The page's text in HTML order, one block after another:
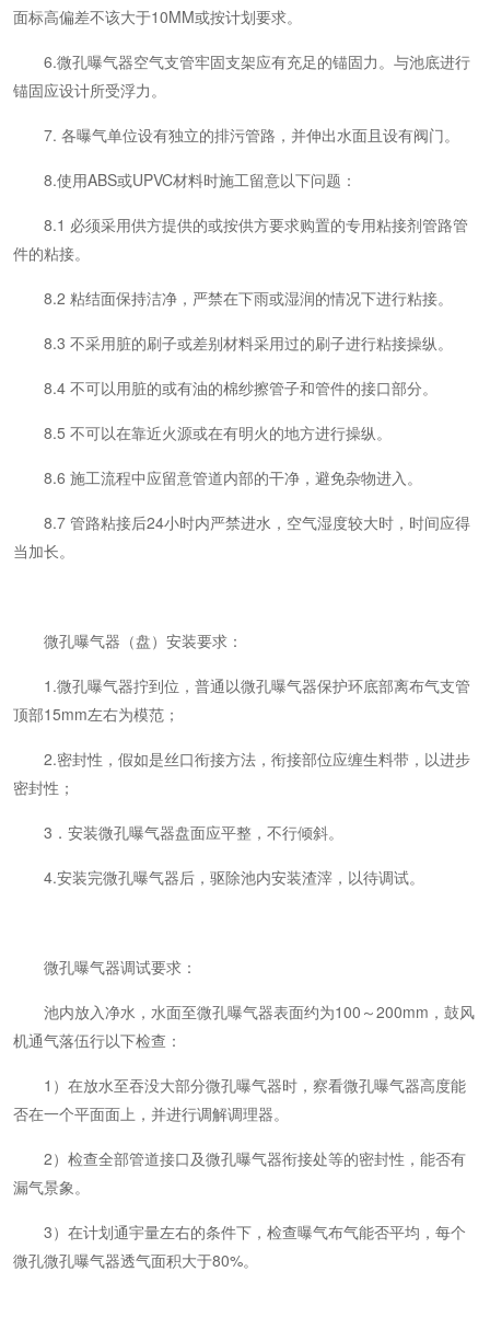
面标高偏差不该大于10MM或按计划要求。
6.微孔曝气器空气支管牢固支架应有充足的锚固力。与池底进行
锚固应设计所受浮力。
7. 各曝气单位设有独立的排污管路，并伸出水面且设有阀门。
8.使用ABS或UPVC材料时施工留意以下问题：
8.1 必须采用供方提供的或按供方要求购置的专用粘接剂管路管
件的粘接。
8.2 粘结面保持洁净，严禁在下雨或湿润的情况下进行粘接。
8.3 不采用脏的刷子或差别材料采用过的刷子进行粘接操纵。
8.4 不可以用脏的或有油的棉纱擦管子和管件的接口部分。
8.5 不可以在靠近火源或在有明火的地方进行操纵。
8.6 施工流程中应留意管道内部的干净，避免杂物进入。
8.7 管路粘接后24小时内严禁进水，空气湿度较大时，时间应得
当加长。
微孔曝气器（盘）安装要求：
1.微孔曝气器拧到位，普通以微孔曝气器保护环底部离布气支管
顶部15mm左右为模范；
2.密封性，假如是丝口衔接方法，衔接部位应缠生料带，以进步
密封性；
3．安装微孔曝气器盘面应平整，不行倾斜。
4.安装完微孔曝气器后，驱除池内安装渣滓，以待调试。
微孔曝气器调试要求：
池内放入净水，水面至微孔曝气器表面约为100～200mm，鼓风
机通气落伍行以下检查：
1）在放水至吞没大部分微孔曝气器时，察看微孔曝气器高度能
否在一个平面面上，并进行调解调理器。
2）检查全部管道接口及微孔曝气器衔接处等的密封性，能否有
漏气景象。
3）在计划通宇量左右的条件下，检查曝气布气能否平均，每个
微孔微孔曝气器透气面积大于80%。